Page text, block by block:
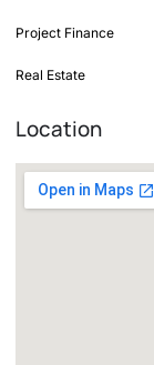
Project Finance
Real Estate
Location